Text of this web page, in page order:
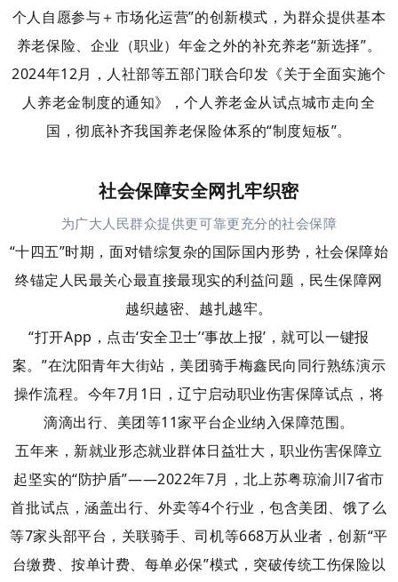
个人自愿参与＋市场化运营”的创新模式，为群众提供基本
养老保险、企业（职业）年金之外的补充养老“新选择”。
2024年12月，人社部等五部门联合印发《关于全面实施个
人养老金制度的通知》，个人养老金从试点城市走向全
国，彻底补齐我国养老保险体系的“制度短板”。
社会保障安全网扎牢织密
为广大人民群众提供更可靠更充分的社会保障
“十四五”时期，面对错综复杂的国际国内形势，社会保障始
终锚定人民最关心最直接最现实的利益问题，民生保障网
越织越密、越扎越牢。
“打开App，点击‘安全卫士’‘事故上报’，就可以一键报
案。”在沈阳青年大街站，美团骑手梅鑫民向同行熟练演示
操作流程。今年7月1日，辽宁启动职业伤害保障试点，将
滴滴出行、美团等11家平台企业纳入保障范围。
五年来，新就业形态就业群体日益壮大，职业伤害保障立
起坚实的“防护盾”——2022年7月，北上苏粤琼渝川7省市
首批试点，涵盖出行、外卖等4个行业，包含美团、饿了么
等7家头部平台，关联骑手、司机等668万从业者，创新“平
台缴费、按单计费、每单必保”模式，突破传统工伤保险以